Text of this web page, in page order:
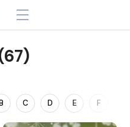
C D E F